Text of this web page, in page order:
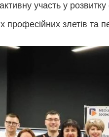
активну участь у
професійних злетів та